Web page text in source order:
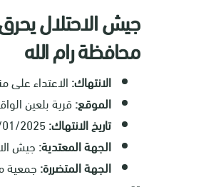
جيش الاحتلال
محافظة رام الله
الانتهاك:الاعتداء على
الموقع:قرية بلعين
تاريخ الانتهاك:
الجهة المعتدية:جيش
الجهة المتضررة:جمعية